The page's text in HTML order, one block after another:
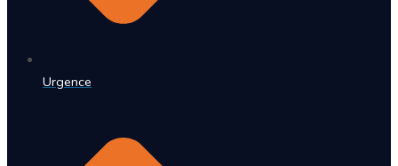
Urgence